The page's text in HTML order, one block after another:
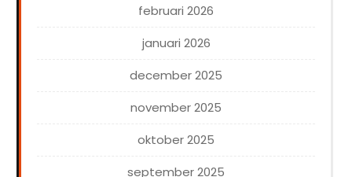
februari 2026
januari 2026
december 2025
november 2025
oktober 2025
september 2025